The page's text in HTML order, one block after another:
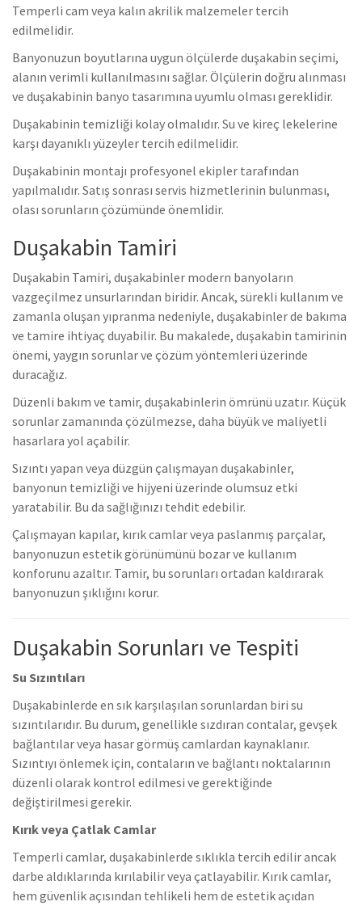
Temperli cam veya kalın akrilik malzemeler tercih
edilmelidir.
Banyonuzun boyutlarına uygun ölçülerde duşakabin seçimi,
alanın verimli kullanılmasını sağlar. Ölçülerin doğru alınması
ve duşakabinin banyo tasarımına uyumlu olması gereklidir.
Duşakabinin temizliği kolay olmalıdır. Su ve kireç lekelerine
karşı dayanıklı yüzeyler tercih edilmelidir.
Duşakabinin montajı profesyonel ekipler tarafından
yapılmalıdır. Satış sonrası servis hizmetlerinin bulunması,
olası sorunların çözümünde önemlidir.
Duşakabin Tamiri
Duşakabin Tamiri, duşakabinler modern banyoların
vazgeçilmez unsurlarından biridir. Ancak, sürekli kullanım ve
zamanla oluşan yıpranma nedeniyle, duşakabinler de bakıma
ve tamire ihtiyaç duyabilir. Bu makalede, duşakabin tamirinin
önemi, yaygın sorunlar ve çözüm yöntemleri üzerinde
duracağız.
Düzenli bakım ve tamir, duşakabinlerin ömrünü uzatır. Küçük
sorunlar zamanında çözülmezse, daha büyük ve maliyetli
hasarlara yol açabilir.
Sızıntı yapan veya düzgün çalışmayan duşakabinler,
banyonun temizliği ve hijyeni üzerinde olumsuz etki
yaratabilir. Bu da sağlığınızı tehdit edebilir.
Çalışmayan kapılar, kırık camlar veya paslanmış parçalar,
banyonuzun estetik görünümünü bozar ve kullanım
konforunu azaltır. Tamir, bu sorunları ortadan kaldırarak
banyonuzun şıklığını korur.
Duşakabin Sorunları ve Tespiti
Su Sızıntıları
Duşakabinlerde en sık karşılaşılan sorunlardan biri su
sızıntılarıdır. Bu durum, genellikle sızdıran contalar, gevşek
bağlantılar veya hasar görmüş camlardan kaynaklanır.
Sızıntıyı önlemek için, contaların ve bağlantı noktalarının
düzenli olarak kontrol edilmesi ve gerektiğinde
değiştirilmesi gerekir.
Kırık veya Çatlak Camlar
Temperli camlar, duşakabinlerde sıklıkla tercih edilir ancak
darbe aldıklarında kırılabilir veya çatlayabilir. Kırık camlar,
hem güvenlik açısından tehlikeli hem de estetik açıdan